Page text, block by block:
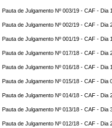
Pauta de Julgamento Nº 003/19 - CAF - Dia
Pauta de Julgamento Nº 002/19 - CAF - Dia
Pauta de Julgamento Nº 001/19 - CAF - Dia
Pauta de Julgamento Nº 017/18 - CAF - Dia
Pauta de Julgamento Nº 016/18 - CAF - Dia
Pauta de Julgamento Nº 015/18 - CAF - Dia
Pauta de Julgamento Nº 014/18 - CAF - Dia
Pauta de Julgamento Nº 013/18 - CAF - Dia
Pauta de Julgamento Nº 012/18 - CAF - Dia